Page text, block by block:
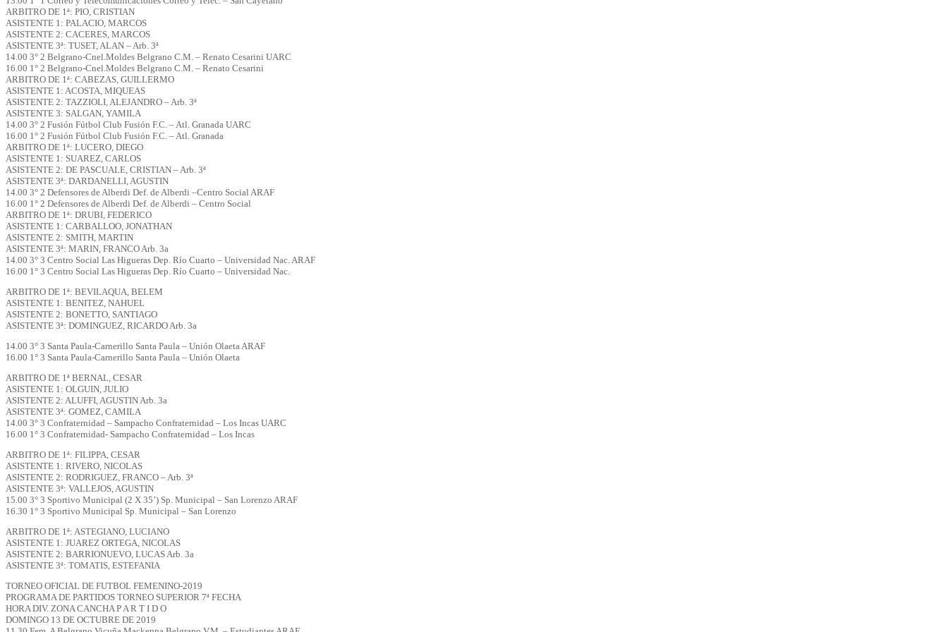
ARBITRO DE 1ª: PIO, CRISTIAN
ASISTENTE 1: PALACIO, MARCOS
ASISTENTE 2: CACERES, MARCOS
ASISTENTE 3ª: TUSET, ALAN – Arb. 3ª
14.00 3° 2 Belgrano-Cnel.Moldes Belgrano C.M. – Renato Cesarini UARC
16.00 1° 2 Belgrano-Cnel.Moldes Belgrano C.M. – Renato Cesarini
ARBITRO DE 1ª: CABEZAS, GUILLERMO
ASISTENTE 1: ACOSTA, MIQUEAS
ASISTENTE 2: TAZZIOLI, ALEJANDRO – Arb. 3ª
ASISTENTE 3: SALGAN, YAMILA
14.00 3° 2 Fusión Fútbol Club Fusión F.C. – Atl. Granada UARC
16.00 1° 2 Fusión Fútbol Club Fusión F.C. – Atl. Granada
ARBITRO DE 1ª: LUCERO, DIEGO
ASISTENTE 1: SUAREZ, CARLOS
ASISTENTE 2: DE PASCUALE, CRISTIAN – Arb. 3ª
ASISTENTE 3ª: DARDANELLI, AGUSTIN
14.00 3° 2 Defensores de Alberdi Def. de Alberdi –Centro Social ARAF
16.00 1° 2 Defensores de Alberdi Def. de Alberdi – Centro Social
ARBITRO DE 1ª: DRUBI, FEDERICO
ASISTENTE 1: CARBALLOO, JONATHAN
ASISTENTE 2: SMITH, MARTIN
ASISTENTE 3ª: MARIN, FRANCO Arb. 3a
14.00 3° 3 Centro Social Las Higueras Dep. Río Cuarto – Universidad Nac. ARAF
16.00 1° 3 Centro Social Las Higueras Dep. Río Cuarto – Universidad Nac.
ARBITRO DE 1ª: BEVILAQUA, BELEM
ASISTENTE 1: BENITEZ, NAHUEL
ASISTENTE 2: BONETTO, SANTIAGO
ASISTENTE 3ª: DOMINGUEZ, RICARDO Arb. 3a
14.00 3° 3 Santa Paula-Carnerillo Santa Paula – Unión Olaeta ARAF
16.00 1° 3 Santa Paula-Carnerillo Santa Paula – Unión Olaeta
ARBITRO DE 1ª BERNAL, CESAR
ASISTENTE 1: OLGUIN, JULIO
ASISTENTE 2: ALUFFI, AGUSTIN Arb. 3a
ASISTENTE 3ª: GOMEZ, CAMILA
14.00 3° 3 Confraternidad – Sampacho Confraternidad – Los Incas UARC
16.00 1° 3 Confraternidad- Sampacho Confraternidad – Los Incas
ARBITRO DE 1ª: FILIPPA, CESAR
ASISTENTE 1: RIVERO, NICOLAS
ASISTENTE 2: RODRIGUEZ, FRANCO – Arb. 3ª
ASISTENTE 3ª: VALLEJOS, AGUSTIN
15.00 3° 3 Sportivo Municipal (2 X 35’) Sp. Municipal – San Lorenzo ARAF
16.30 1° 3 Sportivo Municipal Sp. Municipal – San Lorenzo
ARBITRO DE 1ª: ASTEGIANO, LUCIANO
ASISTENTE 1: JUAREZ ORTEGA, NICOLAS
ASISTENTE 2: BARRIONUEVO, LUCAS Arb. 3a
ASISTENTE 3ª: TOMATIS, ESTEFANIA
TORNEO OFICIAL DE FUTBOL FEMENINO-2019
PROGRAMA DE PARTIDOS TORNEO SUPERIOR 7ª FECHA
HORA DIV. ZONA CANCHA P A R T I D O
DOMINGO 13 DE OCTUBRE DE 2019